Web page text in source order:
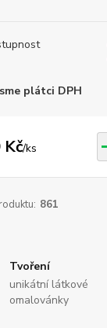
plátci DPH
Kč/ks
861
Tvoření
unikátní látkové
omalovánky